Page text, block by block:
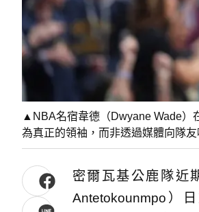
▲NBA名宿韋德（Dwyane Wade）
為真正的領袖，而非透過媒體向隊
密爾瓦基公鹿隊近
Antetokounmpo）